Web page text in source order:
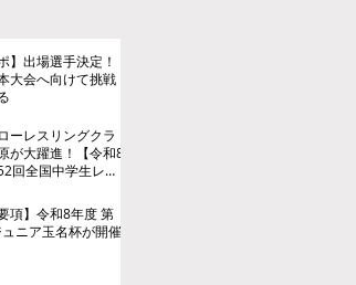
】出場選手決定！
大会へ向けて挑戦
ーレスリングクラ
が大躍進！【令和8
回全国中学生レス
項】令和8年度 第
ニア玉名杯が開催